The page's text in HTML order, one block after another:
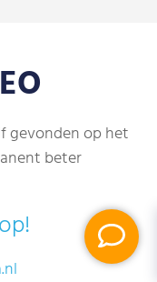
gevonden op het
beter